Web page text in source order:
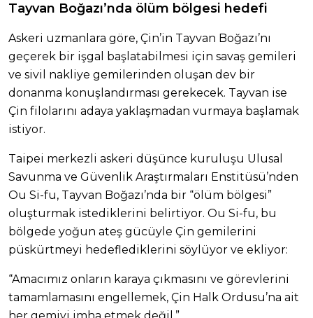
Tayvan Boğazı’nda ölüm bölgesi hedefi
Askeri uzmanlara göre, Çin’in Tayvan Boğazı’nı
geçerek bir işgal başlatabilmesi için savaş gemileri
ve sivil nakliye gemilerinden oluşan dev bir
donanma konuşlandırması gerekecek. Tayvan ise
Çin filolarını adaya yaklaşmadan vurmaya başlamak
istiyor.
Taipei merkezli askeri düşünce kuruluşu Ulusal
Savunma ve Güvenlik Araştırmaları Enstitüsü’nden
Ou Si-fu, Tayvan Boğazı’nda bir “ölüm bölgesi”
oluşturmak istediklerini belirtiyor. Ou Si-fu, bu
bölgede yoğun ateş gücüyle Çin gemilerini
püskürtmeyi hedeflediklerini söylüyor ve ekliyor:
“Amacımız onların karaya çıkmasını ve görevlerini
tamamlamasını engellemek, Çin Halk Ordusu’na ait